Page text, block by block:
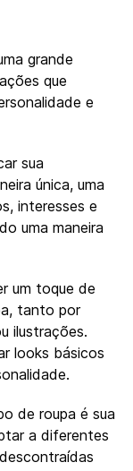
grande
que
e
sua
única, uma
interesses e
uma maneira
um toque de
tanto por
ilustrações.
looks básicos
de roupa é sua
a diferentes